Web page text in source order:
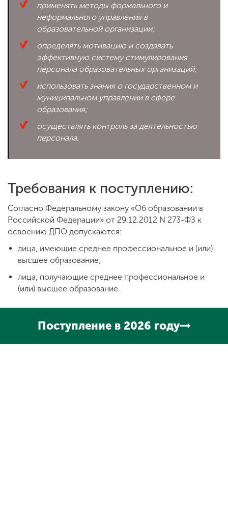
применять методы формального и
неформального управления в
образовательной организации;
определять мотивацию и создавать
эффективную систему стимулирования
персонала образовательных организаций;
использовать знания о государственном и
муниципальном управлении в сфере
образования;
осуществлять контроль за деятельностью
персонала.
Требования к поступлению:
Согласно Федеральному закону «Об образовании в
Российской Федерации» от 29.12.2012 N 273-ФЗ к
освоению ДПО допускаются:
лица, имеющие среднее профессиональное и (или)
высшее образование;
лица, получающие среднее профессиональное и
(или) высшее образование.
Поступление в 2026 году